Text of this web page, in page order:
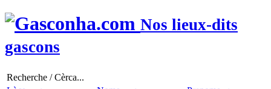
Nos lieux-dits
gascons
Recherche / Cèrca...